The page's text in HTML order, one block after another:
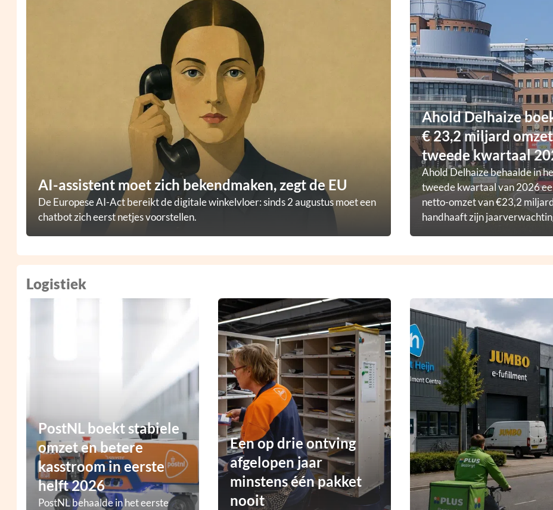
AI-assistent moet zich bekendmaken, zegt de EU
De Europese AI-Act bereikt de digitale winkelvloer: sinds 2 augustus moet een
chatbot zich eerst netjes voorstellen.
Ahold Delhaize
€ 23,2 miljard
tweede kwartaal
Ahold Delhaize behaalde in
tweede kwartaal van 2026
netto-omzet van €23,2
handhaaft zijn
Logistiek
PostNL boekt stabiele
omzet en betere
kasstroom in eerste
helft 2026
PostNL behaalde in het eerste
Een op drie ontving
afgelopen jaar
minstens één pakket
nooit